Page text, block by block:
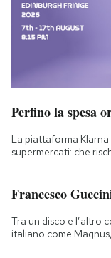
Perfino la spesa
La piattaforma
supermercati: che
Francesco
Tra un disco e l’altro
italiano come